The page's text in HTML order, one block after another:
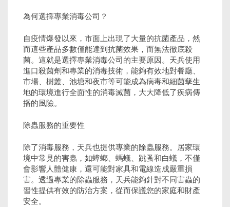
為何選擇專業消毒公司？
自疫情爆發以來，市面上出現了大量的抗菌產品，然
而這些產品多數僅能達到抗菌效果，而無法徹底殺
菌。這就是選擇專業消毒公司的主要原因。天兵使用
進口殺菌劑和專業的消毒技術，能夠有效地對餐廳、
市場、樹叢、池塘和夜市等可能成為病毒和細菌孳生
地的環境進行全面性的消毒滅菌，大大降低了疾病傳
播的風險。
除蟲服務的重要性
除了消毒服務，天兵也提供專業的除蟲服務。居家環
境中常見的害蟲，如蟑螂、螞蟻、跳蚤和白蟻，不僅
會影響人體健康，還可能對家具和電線造成嚴重損
害。透過專業的除蟲服務，天兵能夠針對不同害蟲的
習性提供有效的防治方案，從而保護您的家庭和財產
安全。